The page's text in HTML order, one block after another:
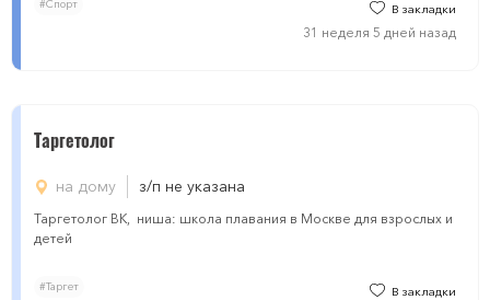
#Спорт В закладки
31 неделя 5 дней назад
Таргетолог
на дому з/п не указана
Таргетолог ВК, ниша: школа плавания в Москве для взрослых и
детей
#Таргет В закладки